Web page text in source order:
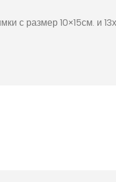
с размер 10×15см. и